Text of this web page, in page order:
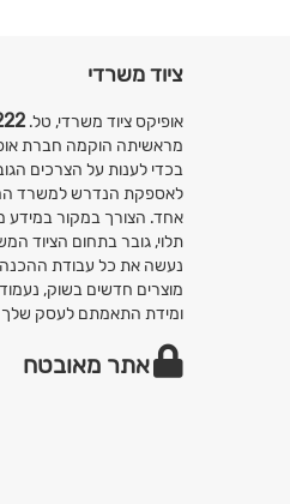
ציוד משרדי
אופיקס ציוד משרדי, טל.
בכדי לענות על הצרכים
לאספקת הנדרש למשרד
אחד. הצורך במקור במידע
תלוי, גובר בתחום הציוד
נעשה את כל עבודת
מוצרים חדשים בשוק,
ומידת התאמתם לעסק שלך
אתר מאובטח